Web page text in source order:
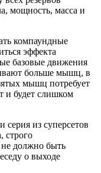
мощность, масса и
компаундные
эффекта
базовые движения
больше мышц, в
мышц потребует
и будет слишком
серия из суперсетов
строго
не должно быть
о выходе